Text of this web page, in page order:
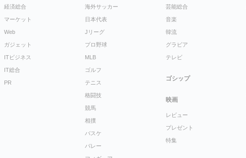
経済総合
マーケット
Web
ガジェット
ITビジネス
IT総合
PR
海外サッカー
日本代表
Jリーグ
プロ野球
MLB
ゴルフ
テニス
格闘技
競馬
相撲
バスケ
バレー
芸能総合
音楽
韓流
グラビア
テレビ
ゴシップ
映画
レビュー
プレゼント
特集